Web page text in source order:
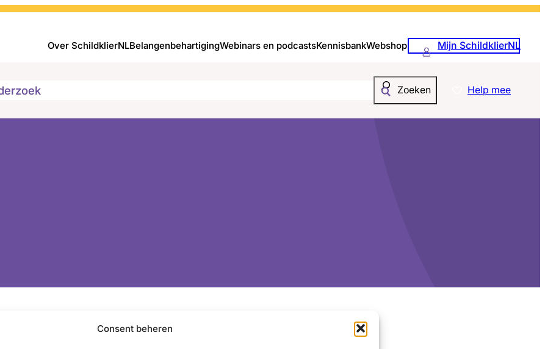
Consent beheren
Over SchildklierNLBelangenbehartigingWebinars en podcastsKennisbankWebshop Mijn SchildklierNL
Zoeken
Help mee